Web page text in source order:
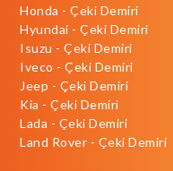
Honda - Çeki Demiri
Hyundai - Çeki Demiri
Isuzu - Çeki Demiri
Iveco - Çeki Demiri
Jeep - Çeki Demiri
Kia - Çeki Demiri
Lada - Çeki Demiri
Land Rover - Çeki Demiri